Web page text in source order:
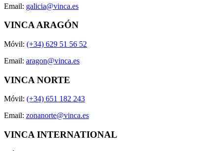
Email: galicia@vinca.es
VINCA ARAGÓN
Móvil: (+34) 629 51 56 52
Email: aragon@vinca.es
VINCA NORTE
Móvil: (+34) 651 182 243
Email: zonanorte@vinca.es
VINCA INTERNATIONAL